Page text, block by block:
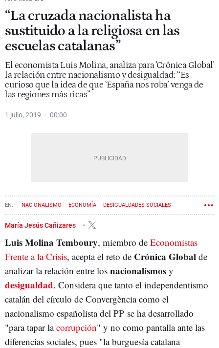
“La cruzada nacionalista ha
sustituido a la religiosa en las
escuelas catalanas”
El economista Luis Molina, analiza para 'Crónica Global'
la relación entre nacionalismo y desigualdad: “Es
curioso que la idea de que ‘España nos roba’ venga de
las regiones más ricas”
1 julio, 2019 00:00
NACIONALISMO ECONOMÍA DESIGUALDADES SOCIALES
PATRIMONIO
María Jesús Cañizares
Luis Molina Temboury, miembro de Economistas
Frente a la Crisis, acepta el reto de Crónica Global de
analizar la relación entre los nacionalismos y
desigualdad. Considera que tanto el independentismo
catalán del círculo de Convergència como el
nacionalismo españolista del PP se ha desarrollado
"para tapar lacorrupción" y no como pantalla ante las
diferencias sociales, pues "la burguesía catalana